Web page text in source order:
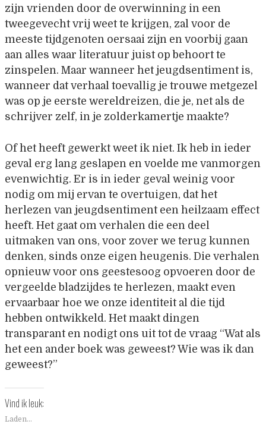
zijn vrienden door de overwinning in een
tweegevecht vrij weet te krijgen, zal voor de
meeste tijdgenoten oersaai zijn en voorbij gaan
aan alles waar literatuur juist op behoort te
zinspelen. Maar wanneer het jeugdsentiment is,
wanneer dat verhaal toevallig je trouwe metgezel
was op je eerste wereldreizen, die je, net als de
schrijver zelf, in je zolderkamertje maakte?
Of het heeft gewerkt weet ik niet. Ik heb in ieder
geval erg lang geslapen en voelde me vanmorgen
evenwichtig. Er is in ieder geval weinig voor
nodig om mij ervan te overtuigen, dat het
herlezen van jeugdsentiment een heilzaam effect
heeft. Het gaat om verhalen die een deel
uitmaken van ons, voor zover we terug kunnen
denken, sinds onze eigen heugenis. Die verhalen
opnieuw voor ons geestesoog opvoeren door de
vergeelde bladzijdes te herlezen, maakt even
ervaarbaar hoe we onze identiteit al die tijd
hebben ontwikkeld. Het maakt dingen
transparant en nodigt ons uit tot de vraag “Wat als
het een ander boek was geweest? Wie was ik dan
geweest?”
Vind ik leuk:
Laden...